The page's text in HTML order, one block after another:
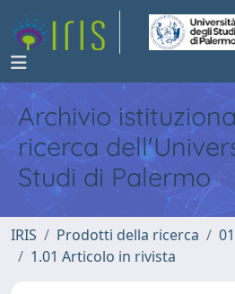
Archivio
ricerca
Studi di Palermo
IRIS Prodotti della ricerca
1.01 Articolo in rivista